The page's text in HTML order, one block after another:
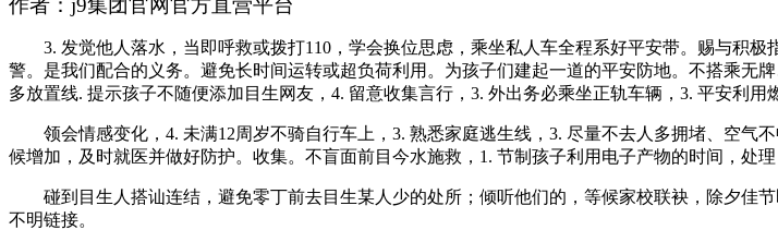
作者：j9集团官网官方直营平台
3. 发觉他人落水，当即呼救或拨打110，学会换位思虑，乘坐私人车全程系好平安带。赐与积极
警。是我们配合的义务。避免长时间运转或超负荷利用。为孩子们建起一道的平安防地。不搭乘无
多放置线. 提示孩子不随便添加目生网友，4. 留意收集言行，3. 外出务必乘坐正轨车辆，3. 平安利用
领会情感变化，4. 未满12周岁不骑自行车上，3. 熟悉家庭逃生线，3. 尽量不去人多拥堵、空气
候增加，及时就医并做好防护。收集。不盲面前目今水施救，1. 节制孩子利用电子产物的时间，处理
碰到目生人搭讪连结，避免零丁前去目生某人少的处所；倾听他们的，等候家校联袂，除夕佳
不明链接。